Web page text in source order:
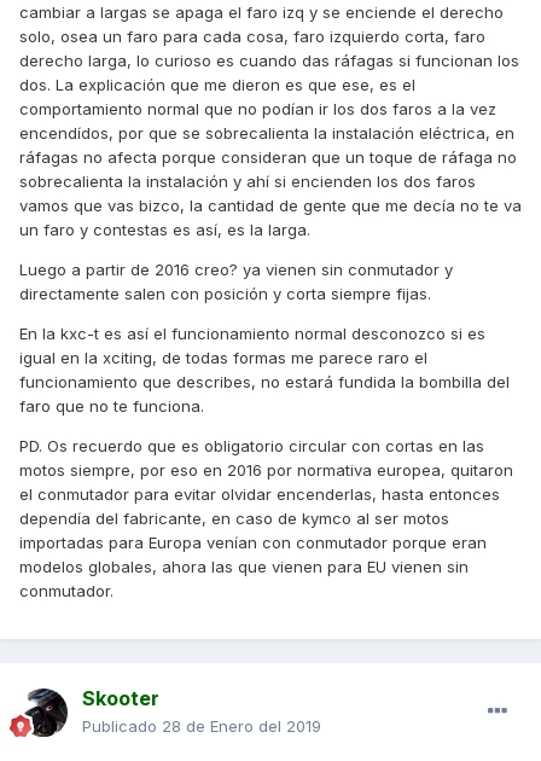
cambiar a largas se apaga el faro izq y se enciende el derecho
solo, osea un faro para cada cosa, faro izquierdo corta, faro
derecho larga, lo curioso es cuando das ráfagas si funcionan los
dos. La explicación que me dieron es que ese, es el
comportamiento normal que no podían ir los dos faros a la vez
encendídos, por que se sobrecalienta la instalación eléctrica, en
ráfagas no afecta porque consideran que un toque de ráfaga no
sobrecalienta la instalación y ahí si encienden los dos faros
vamos que vas bizco, la cantidad de gente que me decía no te va
un faro y contestas es así, es la larga.
Luego a partir de 2016 creo? ya vienen sin conmutador y
directamente salen con posición y corta siempre fijas.
En la kxc-t es así el funcionamiento normal desconozco si es
igual en la xciting, de todas formas me parece raro el
funcionamiento que describes, no estará fundida la bombilla del
faro que no te funciona.
PD. Os recuerdo que es obligatorio circular con cortas en las
motos siempre, por eso en 2016 por normativa europea, quitaron
el conmutador para evitar olvidar encenderlas, hasta entonces
dependía del fabricante, en caso de kymco al ser motos
importadas para Europa venían con conmutador porque eran
modelos globales, ahora las que vienen para EU vienen sin
conmutador.
Skooter
Publicado 28 de Enero del 2019